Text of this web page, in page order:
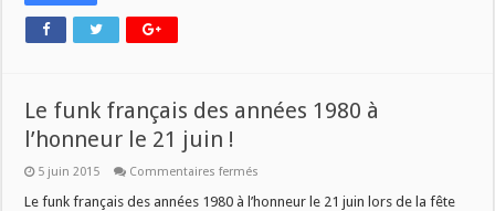
Le funk français des années 1980 à
l’honneur le 21 juin !
5 juin 2015 Commentaires fermés
funk
Le funk français des années 1980 à l’honneur le 21 juin lors de la fête